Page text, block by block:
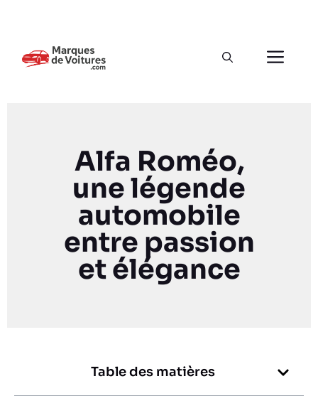
Alfa Roméo,
une légende
automobile
entre passion
et élégance
Table des matières